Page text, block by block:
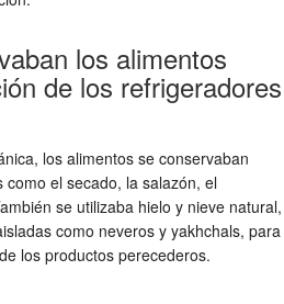
los alimentos
de los refrigeradores
los alimentos se conservaban
el secado, la salazón, el
se utilizaba hielo y nieve natural,
como neveros y yakhchals, para
los productos perecederos.